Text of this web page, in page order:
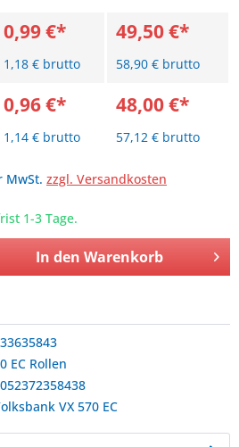
0,99 €*
1,18 € brutto
49,50 €*
58,90 € brutto
0,96 €*
1,14 € brutto
48,00 €*
57,12 € brutto
MwSt. zzgl. Versandkosten
1-3 Tage.
In den Warenkorb
EC Rollen
VX 570 EC